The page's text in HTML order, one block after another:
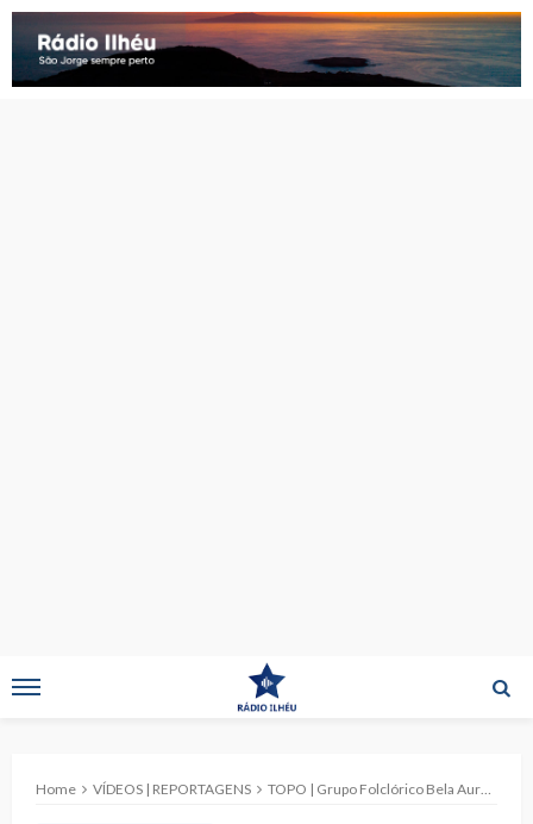
Home VÍDEOS | REPORTAGENS TOPO | Grupo Folclórico Bela Aurora presente nos 90 anos de João Brasil (c/ vídeo)